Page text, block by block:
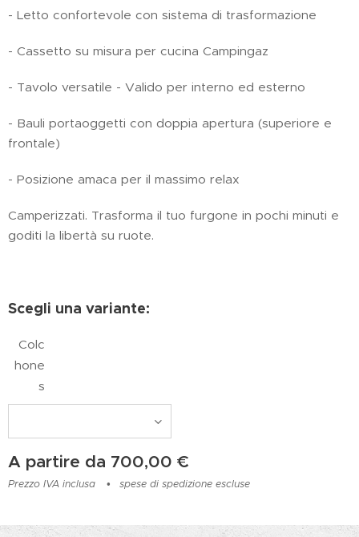
- Letto confortevole con sistema di trasformazione
- Cassetto su misura per cucina Campingaz
- Tavolo versatile - Valido per interno ed esterno
- Bauli portaoggetti con doppia apertura (superiore e
frontale)
- Posizione amaca per il massimo relax
Camperizzati. Trasforma il tuo furgone in pochi minuti e
goditi la libertà su ruote.
Scegli una variante:
Colc
hone
s
A partire da 700,00 €
Prezzo IVA inclusa spese di spedizione escluse